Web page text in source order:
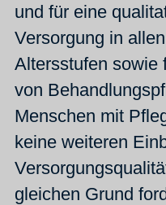
und für eine
Versorgung in
Altersstufen sowie
von
Menschen mit
keine weiteren
gleichen Grund